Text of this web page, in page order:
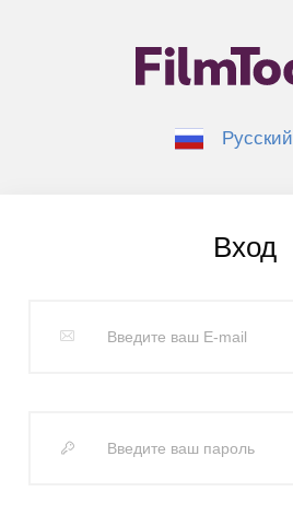
Русский
Вход